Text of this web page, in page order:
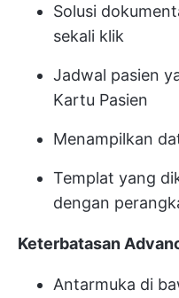
Solusi
sekali klik
Jadwal pasien
Kartu Pasien
Menampilkan
Templat yang
dengan
Keterbatasan
Antarmuka di